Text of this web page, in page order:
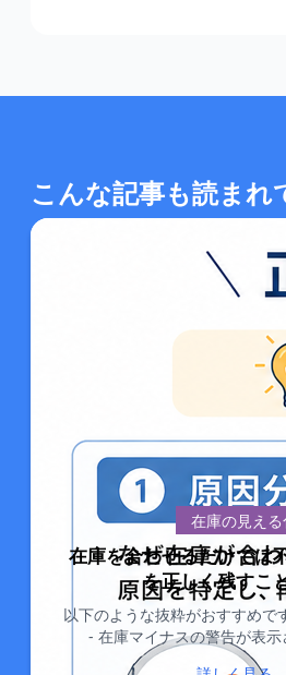
こんな記事も読まれ
在庫の見え
在庫を合わせるだけでは
を正しく残すこ
以下のような抜粋がおすすめで
- 在庫マイナスの警告が表示